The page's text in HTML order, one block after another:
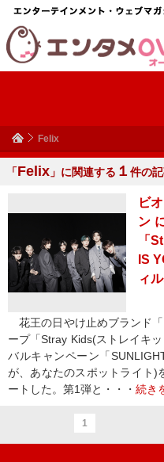
Felix
「Felix 」に関連する １ 件の
ビ
ン
「
IS
ィ
花王の日やけ止めブランド
ープ「Stray Kids(ストレイキ
バルキャンペーン「
が、あなたのスポットライト)
ートした。第1弾と・・・ 続き
1